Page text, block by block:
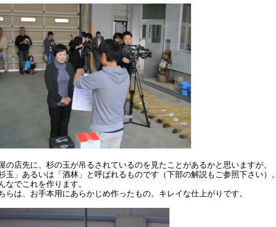
の店先に、杉の玉が吊るされているのを見たことがあるかと思いますが、
杉玉」あるいは「酒林」と呼ばれるものです（下部の解説もご参照下さい）。
なでこれを作ります。
らは、お手本用にあらかじめ作ったもの。キレイな仕上がりです。